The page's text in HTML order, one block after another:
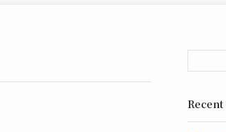
Recent